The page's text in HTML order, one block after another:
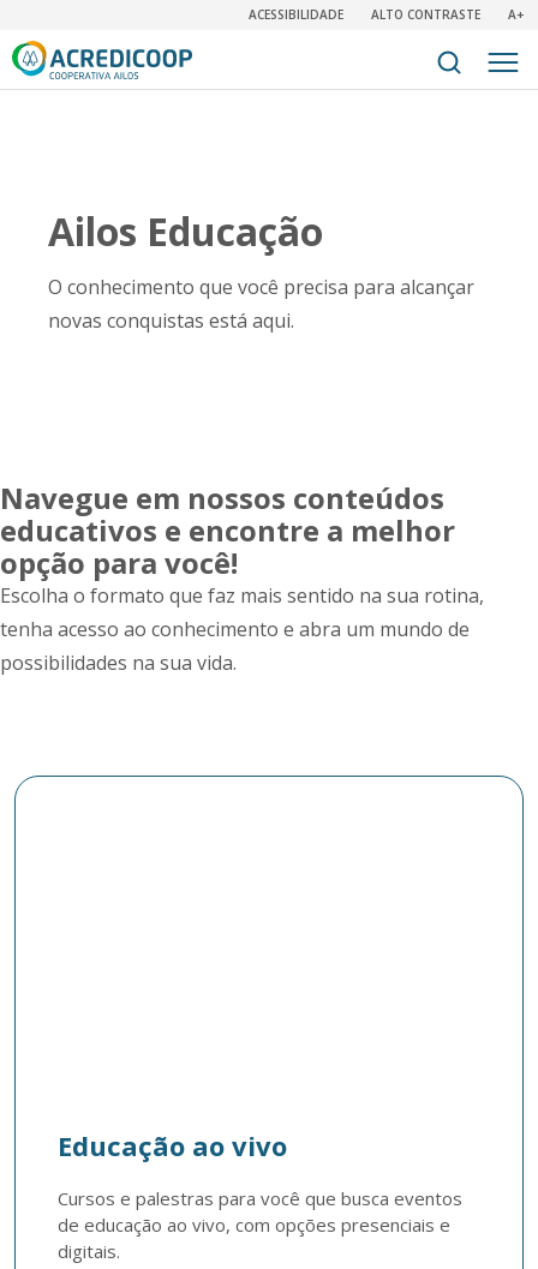
ACESSIBILIDADE ALTO CONTRASTE A+
Ailos Educação
O conhecimento que você precisa para alcançar
novas conquistas está aqui.
Navegue em nossos conteúdos
educativos e encontre a melhor
opção para você!
Escolha o formato que faz mais sentido na sua rotina,
tenha acesso ao conhecimento e abra um mundo de
possibilidades na sua vida.
Educação ao vivo
Cursos e palestras para você que busca eventos
de educação ao vivo, com opções presenciais e
digitais.